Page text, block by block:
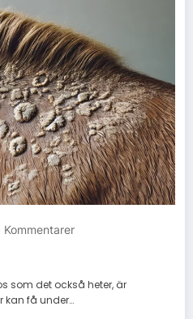
Kommentarer
som det också heter, är
kan få under…